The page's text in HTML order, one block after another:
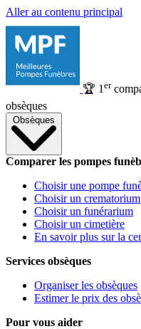
Aller au contenu principal
🏆 1 er
obsèques
Obsèques
Comparer les pompes
Choisir une pompe
Choisir un crematorium
Choisir un funérarium
Choisir un cimetière
En savoir plus sur la
Services obsèques
Organiser les obsèques
Estimer le prix des
Pour vous aider